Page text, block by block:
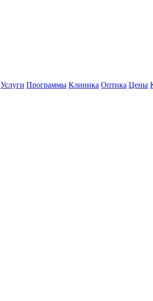
Услуги Программы Клиника Оптика Цены